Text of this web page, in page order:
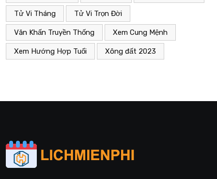
Tử Vi Tháng Tử Vi Trọn Đời
Văn Khấn Truyền Thống Xem Cung Mệnh
Xem Hướng Hợp Tuổi Xông đất 2023